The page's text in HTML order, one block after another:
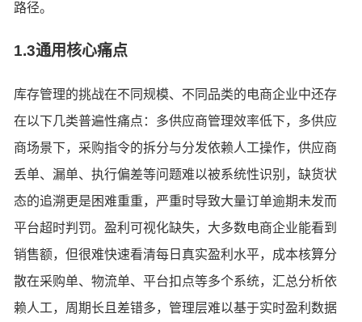
路径。
1.3通用核心痛点
库存管理的挑战在不同规模、不同品类的电商企业中还存
在以下几类普遍性痛点：多供应商管理效率低下，多供应
商场景下，采购指令的拆分与分发依赖人工操作，供应商
丢单、漏单、执行偏差等问题难以被系统性识别，缺货状
态的追溯更是困难重重，严重时导致大量订单逾期未发而
平台超时判罚。盈利可视化缺失，大多数电商企业能看到
销售额，但很难快速看清每日真实盈利水平，成本核算分
散在采购单、物流单、平台扣点等多个系统，汇总分析依
赖人工，周期长且差错多，管理层难以基于实时盈利数据